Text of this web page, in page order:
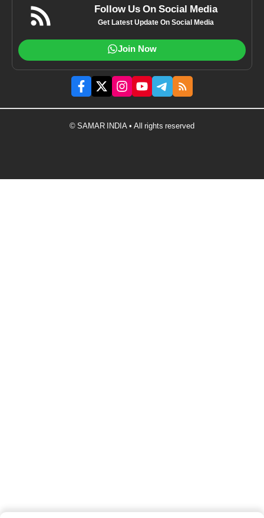
Follow Us On Social Media
Get Latest Update On Social Media
Join Now
© SAMAR INDIA • All rights reserved